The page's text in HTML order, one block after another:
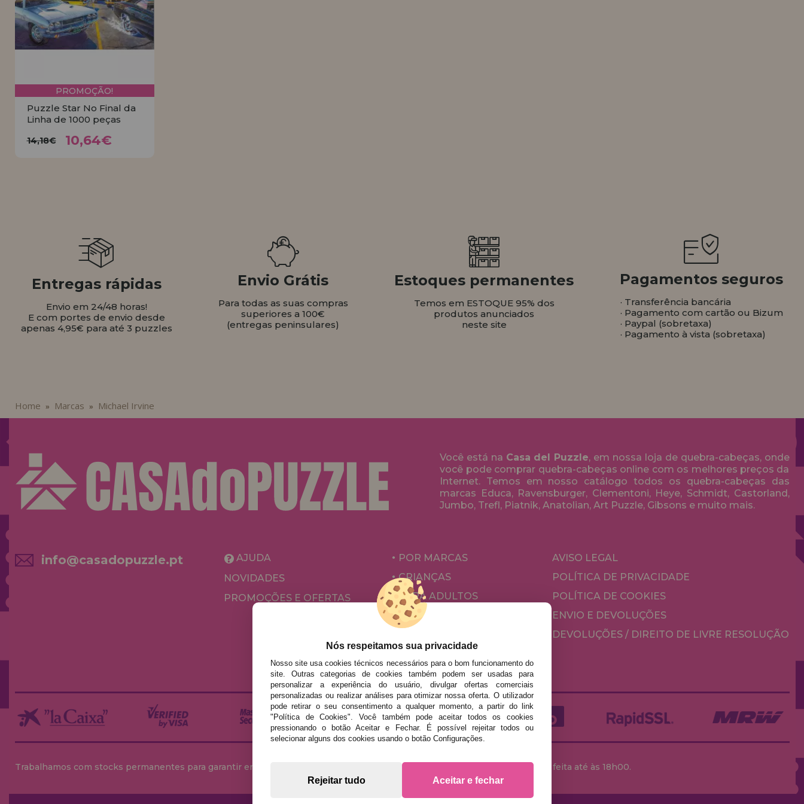
LIQUIDAÇÕES
PROMOÇÃO!
Puzzle Star No Final da
Linha de 1000 peças
14,18€ 10,64€
Entregas rápidas
Envio em 24/48 horas!
E com portes de envio desde
apenas 4,95€ para até 3 puzzles
Envio Grátis
Para todas as suas compras
superiores a 100€
(entregas peninsulares)
Estoques permanentes
Temos em ESTOQUE 95% dos
produtos anunciados
neste site
Pagamentos seguros
· Transferência bancária
· Pagamento com cartão ou Bizum
· Paypal (sobretaxa)
· Pagamento à vista (sobretaxa)
Home » Marcas » Michael Irvine
Você está na Casa del Puzzle, em nossa loja de quebra-cabeças, onde
você pode comprar quebra-cabeças online com os melhores preços da
Internet. Temos em nosso catálogo todos os quebra-cabeças das
marcas Educa, Ravensburger, Clementoni, Heye, Schmidt, Castorland,
Jumbo, Trefl, Piatnik, Anatolian, Art Puzzle, Gibsons e muito mais.
info@casadopuzzle.pt
AJUDA
NOVIDADES
PROMOÇÕES E OFERTAS
POR MARCAS
CRIANÇAS
PARA ADULTOS
POR AUTORES
JOGOS DE TABULEIRO
AVISO LEGAL
POLÍTICA DE PRIVACIDADE
POLÍTICA DE COOKIES
ENVIO E DEVOLUÇÕES
DEVOLUÇÕES / DIREITO DE LIVRE RESOLUÇÃO
Trabalhamos com stocks permanentes para garantir entregas rápidas no território peninsular, desde que a encomenda seja feita até às 18h00.
Nós respeitamos sua privacidade
Nosso site usa cookies técnicos necessários para o bom funcionamento do
site. Outras categorias de cookies também podem ser usadas para
personalizar a experiência do usuário, divulgar ofertas comerciais
personalizadas ou realizar análises para otimizar nossa oferta. O utilizador
pode retirar o seu consentimento a qualquer momento, a partir do link
"Política de Cookies". Você também pode aceitar todos os cookies
pressionando o botão Aceitar e Fechar. É possível rejeitar todos ou
selecionar alguns dos cookies usando o botão Configurações.
Rejeitar tudo Aceitar e fechar